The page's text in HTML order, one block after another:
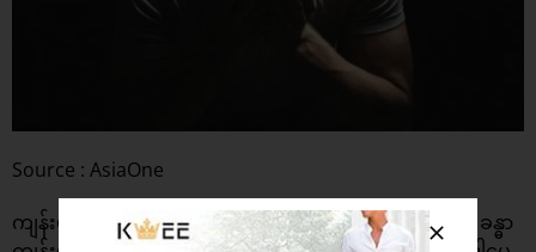
Source : AsiaOne
ကျန်းမာရေးနှင့်ညီညွှတ်တဲ့အစားအစာတွေဟာ သင့်ရဲ့စိတ်နဲ့ ခန္ဓာ